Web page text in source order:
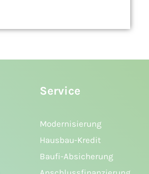
Service
Modernisierung
Hausbau-Kredit
Baufi-Absicherung